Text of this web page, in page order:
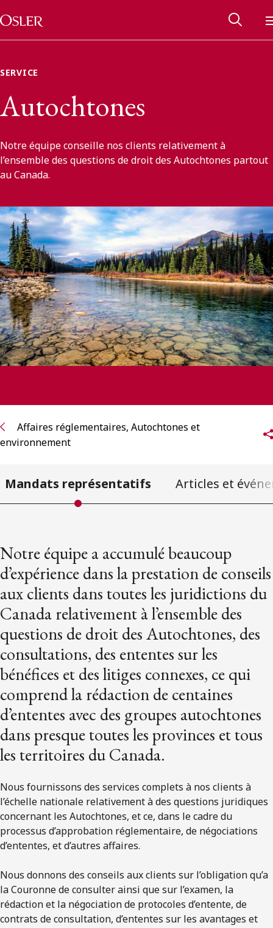
Passer au contenu
Main Navigation
Réseau des anciens d’Osler
Contactez-nous
ENGLISH
S’abonner aux articles Osler
S’abonner
SERVICE
Autochtones
Notre équipe conseille nos clients relativement à
l’ensemble des questions de droit des Autochtones partout
au Canada.
Affaires réglementaires, Autochtones et
environnement
Mandats représentatifs Articles et
Notre équipe a accumulé beaucoup
d’expérience dans la prestation de conseils
aux clients dans toutes les juridictions du
Canada relativement à l’ensemble des
questions de droit des Autochtones, des
consultations, des ententes sur les
bénéfices et des litiges connexes, ce qui
comprend la rédaction de centaines
d’ententes avec des groupes autochtones
dans presque toutes les provinces et tous
les territoires du Canada.
Nous fournissons des services complets à nos clients à
l’échelle nationale relativement à des questions juridiques
concernant les Autochtones, et ce, dans le cadre du
processus d’approbation réglementaire, de négociations
d’ententes, et d’autres affaires.
Nous donnons des conseils aux clients sur l’obligation qu’a
la Couronne de consulter ainsi que sur l’examen, la
rédaction et la négociation de protocoles d’entente, de
contrats de consultation, d’ententes sur les avantages et